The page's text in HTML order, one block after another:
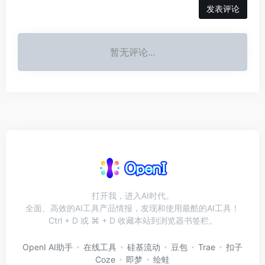
发表评论
暂无评论...
打开我，进入AI时代。
全面、高效的AI工具产品情报，发现和使用最酷的AI工具！
Ctrl + D 或 ⌘ + D 收藏本站到浏览器书签栏。
OpenI AI助手 在线工具 硅基流动 豆包 Trae
扣子
Coze
即梦 绘蛙